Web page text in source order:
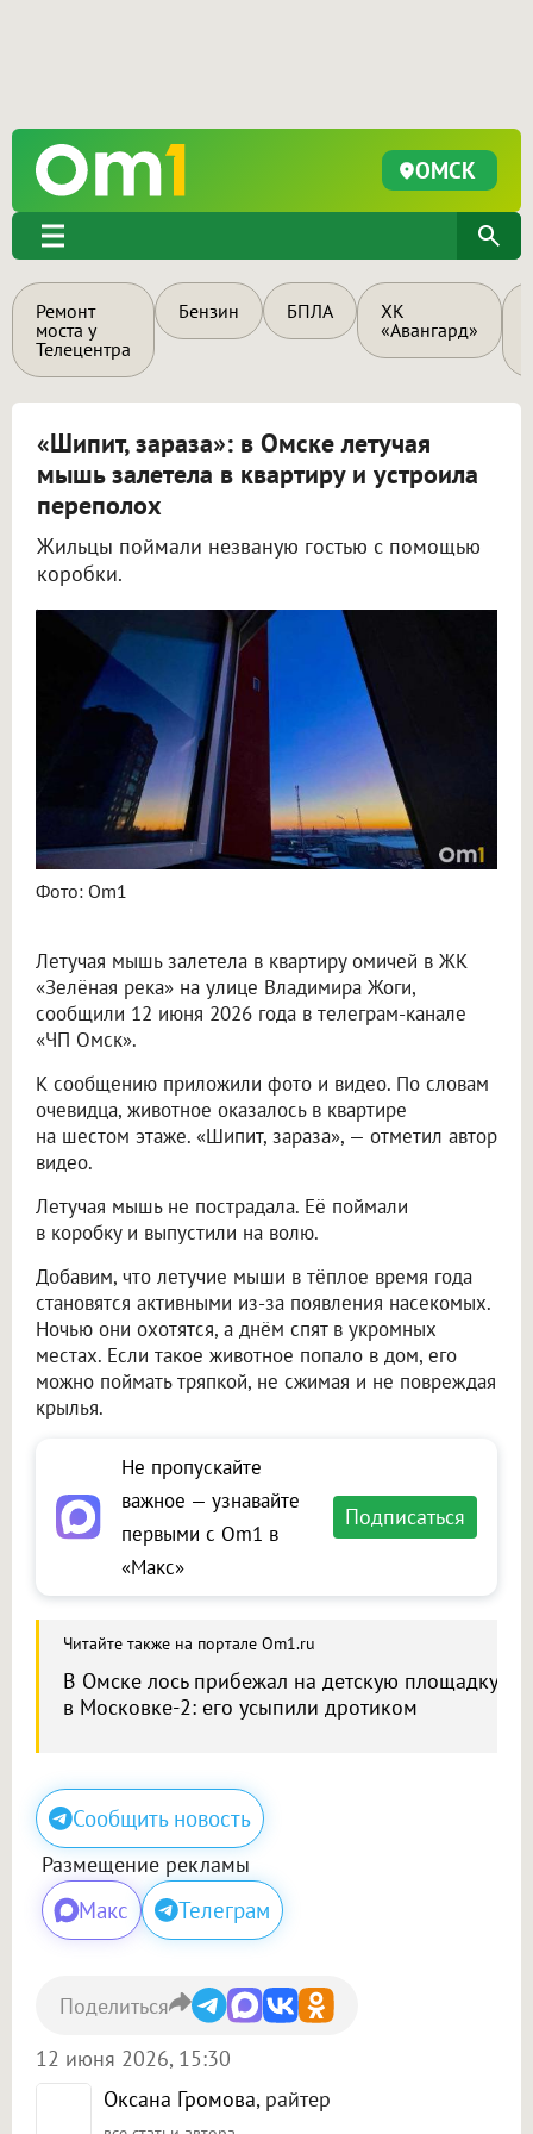
ОМСК
Ремонт
моста у
Телецентра
Бензин БПЛА
ХК
«Авангард»
«Шипит, зараза»: в Омске летучая
мышь залетела в квартиру и устроила
переполох
Жильцы поймали незваную гостью с помощью
коробки.
Фото: Om1
Летучая мышь залетела в квартиру омичей в ЖК
«Зелёная река» на улице Владимира Жоги,
сообщили 12 июня 2026 года в телеграм-канале
«ЧП Омск».
К сообщению приложили фото и видео. По словам
очевидца, животное оказалось в квартире
на шестом этаже. «Шипит, зараза», — отметил автор
видео.
Летучая мышь не пострадала. Её поймали
в коробку и выпустили на волю.
Добавим, что летучие мыши в тёплое время года
становятся активными из-за появления насекомых.
Ночью они охотятся, а днём спят в укромных
местах. Если такое животное попало в дом, его
можно поймать тряпкой, не сжимая и не повреждая
крылья.
Не пропускайте
важное — узнавайте
первыми с Om1 в
«Макс»
Подписаться
Читайте также на портале Om1.ru
В Омске лось прибежал на детскую площадку
в Московке-2: его усыпили дротиком
Сообщить новость
Размещение рекламы
Макс Телеграм
Оксана Громова, райтер
12 июня 2026, 15:30
Поделиться